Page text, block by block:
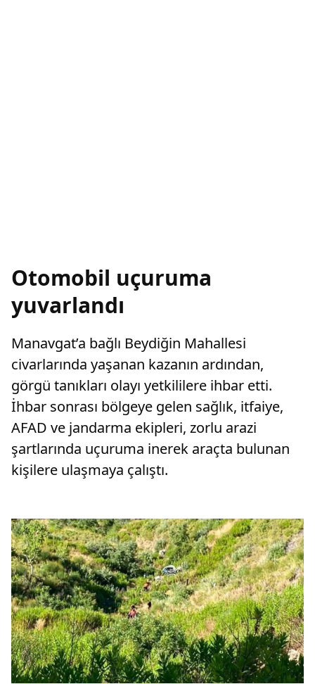
Otomobil uçuruma
yuvarlandı
Manavgat’a bağlı Beydiğin Mahallesi
civarlarında yaşanan kazanın ardından,
görgü tanıkları olayı yetkililere ihbar etti.
İhbar sonrası bölgeye gelen sağlık, itfaiye,
AFAD ve jandarma ekipleri, zorlu arazi
şartlarında uçuruma inerek araçta bulunan
kişilere ulaşmaya çalıştı.